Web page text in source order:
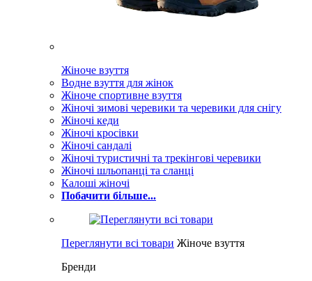
Жіноче взуття
Водне взуття для жінок
Жіноче спортивне взуття
Жіночі зимові черевики та черевики для снігу
Жіночі кеди
Жіночі кросівки
Жіночі сандалі
Жіночі туристичні та трекінгові черевики
Жіночі шльопанці та сланці
Калоші жіночі
Побачити більше...
Переглянути всі товари Жіноче взуття
Бренди